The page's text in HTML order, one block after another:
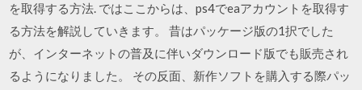
を取得する方法. ではここからは、ps4でeaアカウントを取得す
る方法を解説していきます。 昔はパッケージ版の1択でした
が、インターネットの普及に伴いダウンロード版でも販売され
るようになりました。 その反面、新作ソフトを購入する際パッ